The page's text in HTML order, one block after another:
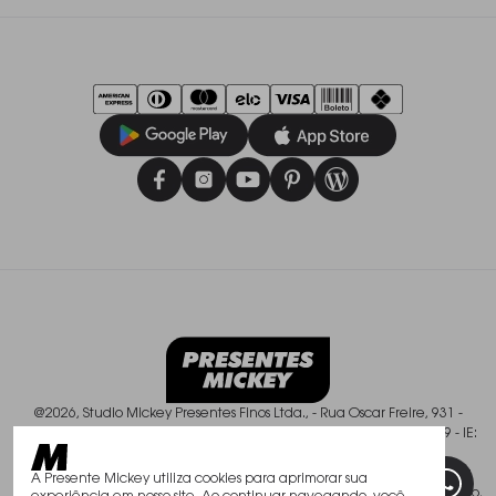
A Presente Mickey utiliza cookies para aprimorar sua
@2026, Studio Mickey Presentes Finos Ltda., - Rua Oscar Freire, 931 -
Pinheiros - São Paulo/SP - CEP: 01426-003, CNPJ: 50.588.409/0001-49 - IE:
Todos os direitos reservados. As fotos aqui veiculadas, logotipo e marca